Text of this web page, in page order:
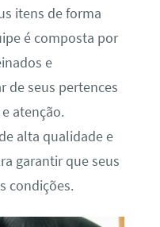
itens de forma
é composta por
e
de seus pertences
atenção.
alta qualidade e
garantir que seus
condições.